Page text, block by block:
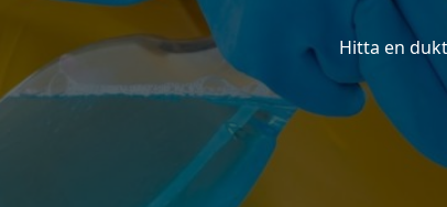
Hitta en